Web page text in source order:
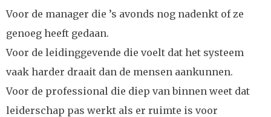
Voor de manager die ’s avonds nog nadenkt of ze
genoeg heeft gedaan.
Voor de leidinggevende die voelt dat het systeem
vaak harder draait dan de mensen aankunnen.
Voor de professional die diep van binnen weet dat
leiderschap pas werkt als er ruimte is voor